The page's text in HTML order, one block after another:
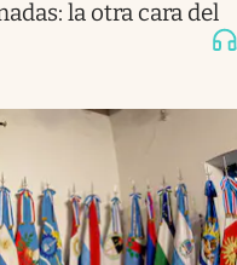
la otra cara del